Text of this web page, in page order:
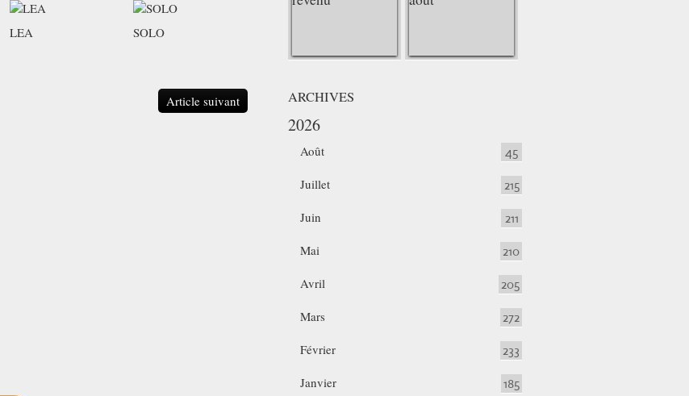
LEA SOLO
Article suivant ARCHIVES
2026
Août 45
Juillet 215
Juin 211
Mai 210
Avril 205
Mars 272
Février 233
Janvier 185